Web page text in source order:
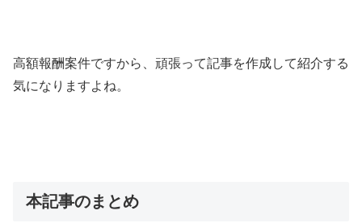
高額報酬案件ですから、頑張って記事を作成して紹介する
気になりますよね。
本記事のまとめ